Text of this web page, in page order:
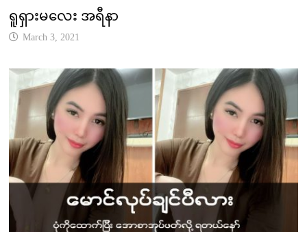
ရူရှားမလေး အရီနာ
March 3, 2021